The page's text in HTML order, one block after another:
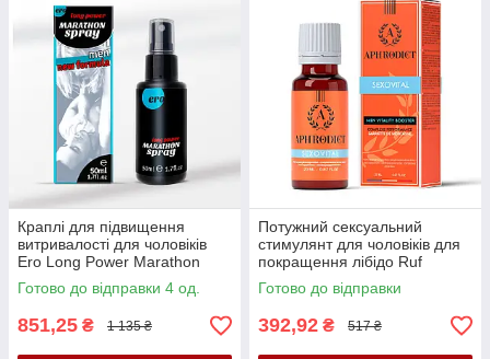
Краплі для підвищення
витривалості для чоловіків
Ero Long Power Marathon
Spray Men New Formula, 50
мл
Готово до відправки 4 од.
851,25 ₴ 1 135 ₴
Потужний сексуальний
стимулянт для чоловіків для
покращення лібідо Ruf
Aphrodict Sexovital, 20 мл
Готово до відправки
392,92 ₴ 517 ₴